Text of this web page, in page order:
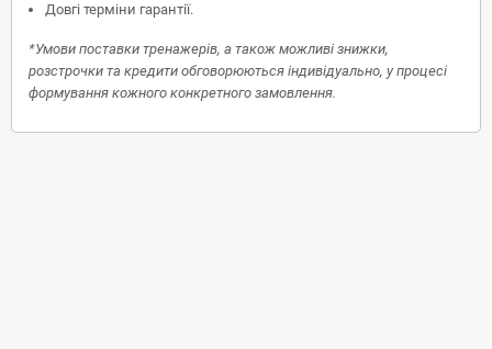
Довгі терміни гарантії.
*Умови поставки тренажерів, а також можливі знижки,
розстрочки та кредити обговорюються індивідуально, у процесі
формування кожного конкретного замовлення.